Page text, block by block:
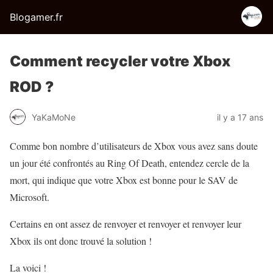
Blogamer.fr
Comment recycler votre Xbox
ROD ?
YaKaMoNe il y a 17 ans
Comme bon nombre d’utilisateurs de Xbox vous avez sans doute
un jour été confrontés au Ring Of Death, entendez cercle de la
mort, qui indique que votre Xbox est bonne pour le SAV de
Microsoft.
Certains en ont assez de renvoyer et renvoyer et renvoyer leur
Xbox ils ont donc trouvé la solution !
La voici !